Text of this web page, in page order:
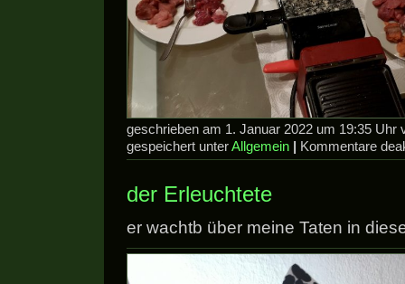
geschrieben am 1. Januar 2022 um 19:35 Uhr
gespeichert unterAllgemein Kommentare
der Erleuchtete
er wachtb über meine Taten in